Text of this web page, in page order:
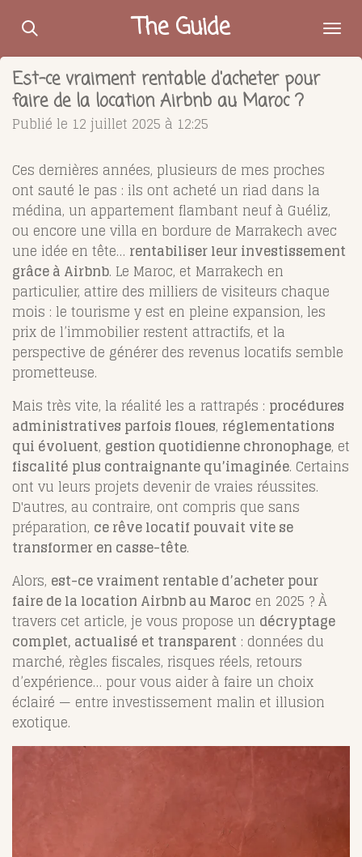
Passer
contenu
principal
The Guide
Est-ce vraiment rentable d'acheter pour
faire de la location Airbnb au Maroc ?
Publié le 12 juillet 2025 à 12:25
Ces dernières années, plusieurs de mes proches
ont sauté le pas : ils ont acheté un riad dans la
médina, un appartement flambant neuf à Guéliz,
ou encore une villa en bordure de Marrakech avec
une idée en tête… rentabiliser leur investissement
grâce à Airbnb. Le Maroc, et Marrakech en
particulier, attire des milliers de visiteurs chaque
mois : le tourisme y est en pleine expansion, les
prix de l’immobilier restent attractifs, et la
perspective de générer des revenus locatifs semble
prometteuse.
Mais très vite, la réalité les a rattrapés : procédures
administratives parfois floues, réglementations
qui évoluent, gestion quotidienne chronophage, et
fiscalité plus contraignante qu’imaginée. Certains
ont vu leurs projets devenir de vraies réussites.
D'autres, au contraire, ont compris que sans
préparation, ce rêve locatif pouvait vite se
transformer en casse-tête.
Alors, est-ce vraiment rentable d’acheter pour
faire de la location Airbnb au Maroc en 2025 ? À
travers cet article, je vous propose un décryptage
complet, actualisé et transparent : données du
marché, règles fiscales, risques réels, retours
d’expérience… pour vous aider à faire un choix
éclairé — entre investissement malin et illusion
exotique.